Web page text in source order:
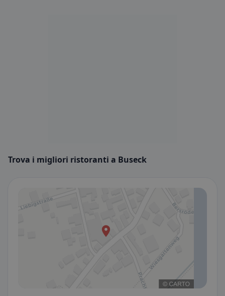
Trova i migliori ristoranti a Buseck